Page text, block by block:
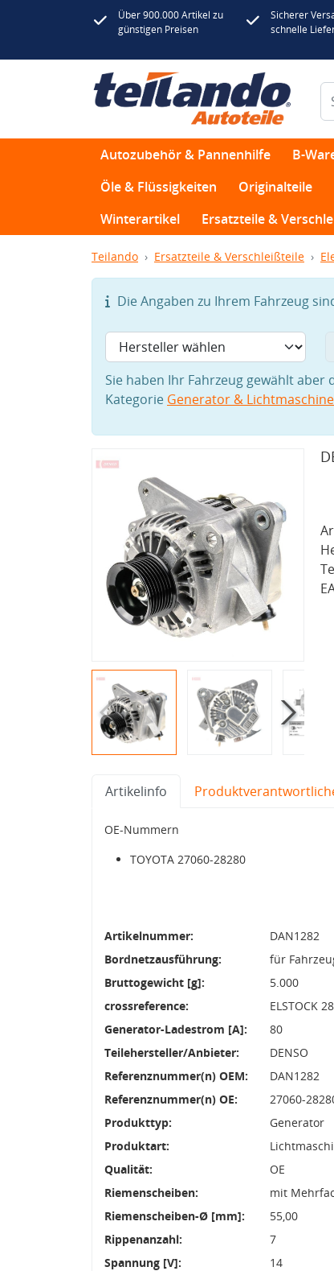
Über 900.000 Artikel zu
günstigen Preisen
Sicherer
schnelle
Autozubehör & Pannenhilfe B-
Öle & Flüssigkeiten
Originalteile
Winterartikel
Ersatzteile &
Teilando Ersatzteile & Verschleißteile
Die Angaben zu Ihrem Fahrzeug
Sie haben Ihr Fahrzeug gewählt
Kategorie Generator & Lichtmaschine
Artikelinfo
OE-Nummern
TOYOTA 27060-28280
Artikelnummer:
DAN1282
Bordnetzausführung:
für
Bruttogewicht [g]:
5.000
crossreference:
ELSTOCK
Generator-Ladestrom [A]:
80
Teilehersteller/Anbieter:
DENSO
Referenznummer(n) OEM:
DAN1282
Referenznummer(n) OE:
27060-
Produkttyp:
Generator
Produktart:
Qualität:
OE
Riemenscheiben:
mit
Riemenscheiben-Ø [mm]:
55,00
Rippenanzahl:
7
Spannung [V]:
14